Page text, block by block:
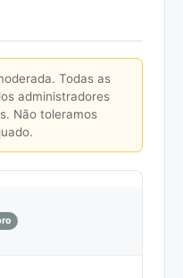
Todas as
administradores
Não toleramos